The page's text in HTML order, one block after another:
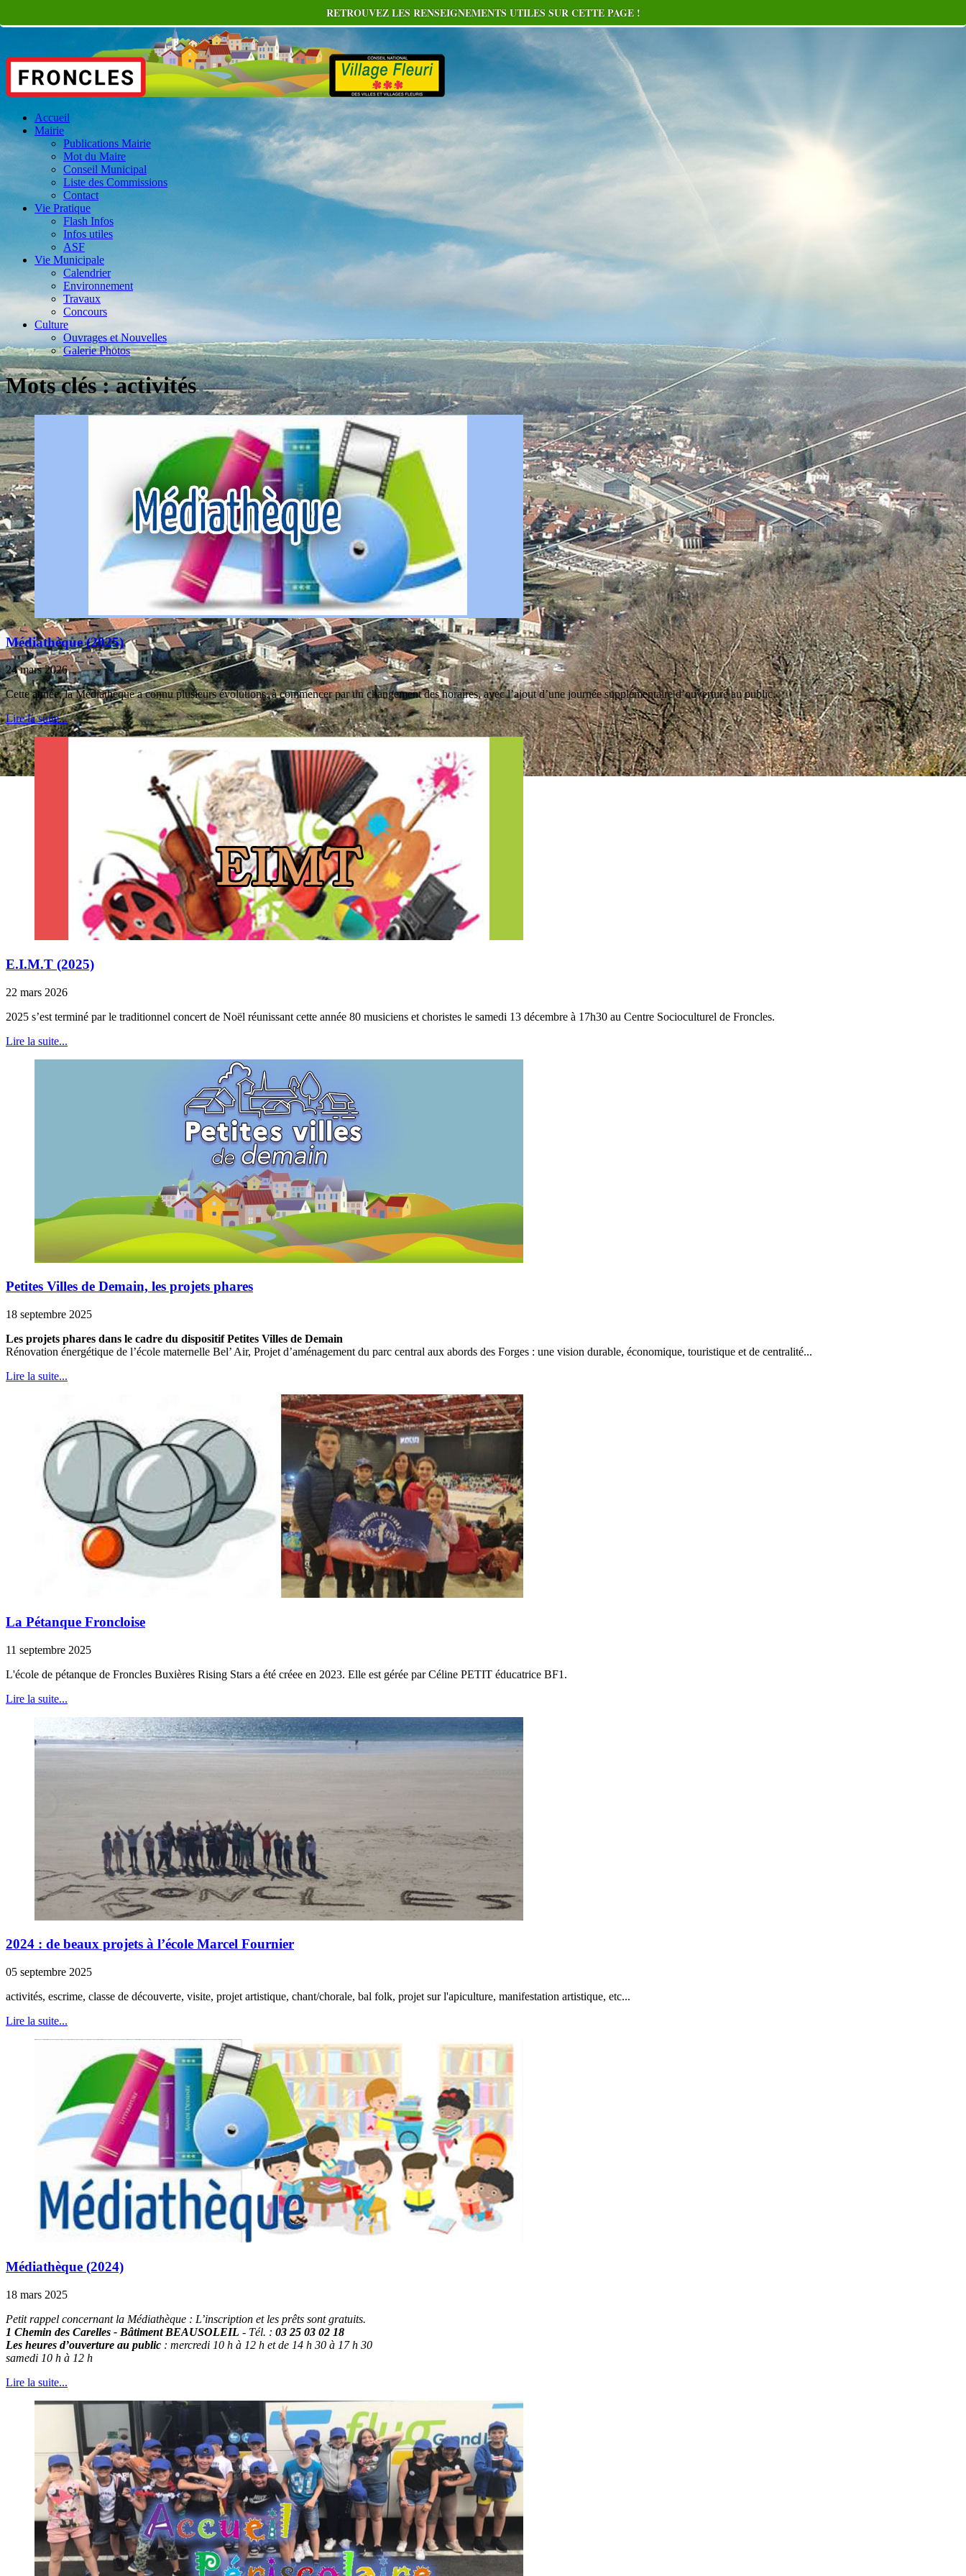
Accueil
Mairie
Publications Mairie
Mot du Maire
Conseil Municipal
Liste des Commissions
Contact
Vie Pratique
Flash Infos
Infos utiles
ASF
Vie Municipale
Calendrier
Environnement
Travaux
Concours
Culture
Ouvrages et Nouvelles
Galerie Photos
Mots clés : activités
Médiathèque (2025)
24 mars 2026
Cette année, la Médiathèque a connu plusieurs évolutions, à commencer par un changement des horaires, avec l’ajout d’une journée supplémentaire d’ouverture au public.
Lire la suite...
E.I.M.T (2025)
22 mars 2026
2025 s’est terminé par le traditionnel concert de Noël réunissant cette année 80 musiciens et choristes le samedi 13 décembre à 17h30 au Centre Socioculturel de Froncles.
Lire la suite...
Petites Villes de Demain, les projets phares
18 septembre 2025
Les projets phares dans le cadre du dispositif Petites Villes de Demain
Rénovation énergétique de l’école maternelle Bel’ Air, Projet d’aménagement du parc central aux abords des Forges : une vision durable, économique, touristique et de centralité...
Lire la suite...
La Pétanque Froncloise
11 septembre 2025
L'école de pétanque de Froncles Buxières Rising Stars a été créee en 2023. Elle est gérée par Céline PETIT éducatrice BF1.
Lire la suite...
2024 : de beaux projets à l’école Marcel Fournier
05 septembre 2025
activités, escrime, classe de découverte, visite, projet artistique, chant/chorale, bal folk, projet sur l'apiculture, manifestation artistique, etc...
Lire la suite...
Médiathèque (2024)
18 mars 2025
Petit rappel concernant la Médiathèque : L’inscription et les prêts sont gratuits.
1 Chemin des Carelles - Bâtiment BEAUSOLEIL - Tél. : 03 25 03 02 18
Les heures d’ouverture au public : mercredi 10 h à 12 h et de 14 h 30 à 17 h 30
samedi 10 h à 12 h
Lire la suite...
RETROUVEZ LES RENSEIGNEMENTS UTILES SUR CETTE PAGE !